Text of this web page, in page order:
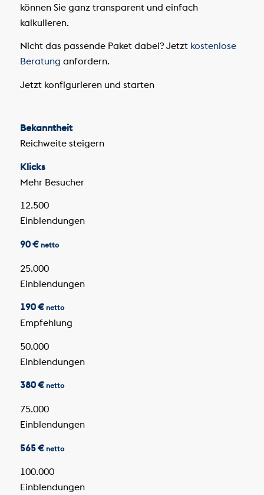
können Sie ganz transparent und einfach
kalkulieren.
Nicht das passende Paket dabei? Jetzt kostenlose
Beratung anfordern.
Jetzt konfigurieren und starten
Bekanntheit
Reichweite steigern
Klicks
Mehr Besucher
12.500
Einblendungen
90 € netto
25.000
Einblendungen
190 € netto
Empfehlung
50.000
Einblendungen
380 € netto
75.000
Einblendungen
565 € netto
100.000
Einblendungen